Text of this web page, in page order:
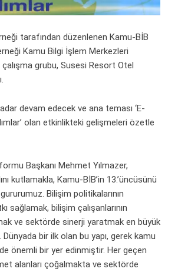
tarafından düzenlenen Kamu-BİB
Kamu Bilgi İşlem Merkezleri
grubu, Susesi Resort Otel
devam edecek ve ana teması ‘E-
olan etkinlikteki gelişmeleri özetle
Başkanı Mehmet Yılmazer,
kutlamakla, Kamu-BİB’in 13.’üncüsünü
Bilişim politikalarının
sağlamak, bilişim çalışanlarının
ve sektörde sinerji yaratmak en büyük
Dünyada bir ilk olan bu yapı, gerek kamu
önemli bir yer edinmiştir. Her geçen
alanları çoğalmakta ve sektörde